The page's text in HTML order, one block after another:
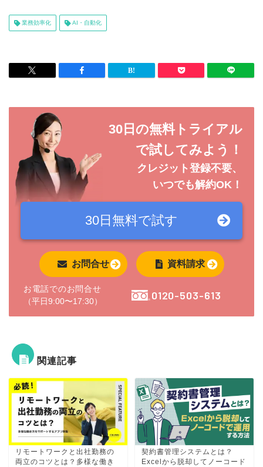
業務効率化 AI・自動化
30日の無料トライアル
で試してみよう！
クレジット登録不要、
いつでも解約OK！
30日無料で試す
お問合せ 資料請求
お電話でのお問合せ
（平日9:00〜17:30）
0120-503-613
関連記事
リモートワークと出社勤務の
両立のコツとは？多様な働き
契約書管理システムとは？
Excelから脱却してノーコード